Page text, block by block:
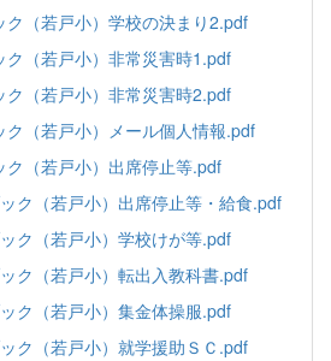
（若戸小）学校の決まり2.pdf
（若戸小）非常災害時1.pdf
（若戸小）非常災害時2.pdf
（若戸小）メール個人情報.pdf
（若戸小）出席停止等.pdf
ク（若戸小）出席停止等・給食.pdf
ク（若戸小）学校けが等.pdf
ク（若戸小）転出入教科書.pdf
ク（若戸小）集金体操服.pdf
ク（若戸小）就学援助ＳＣ.pdf